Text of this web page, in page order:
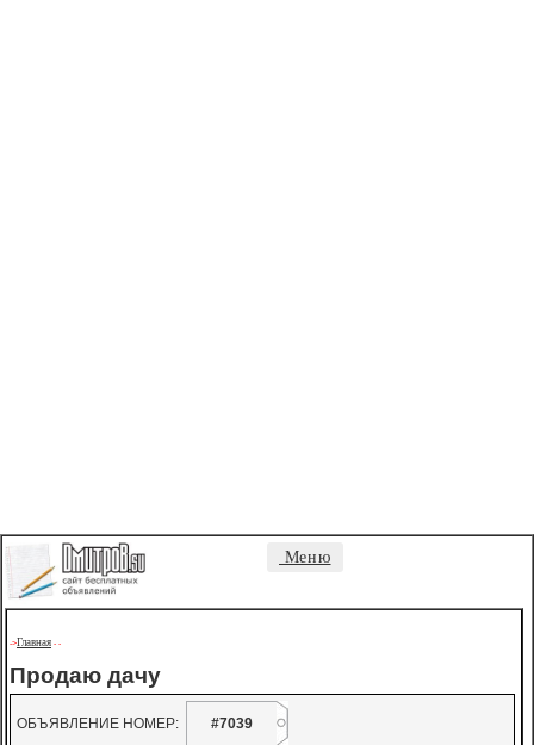
Меню
->Главная - -
Продаю дачу
ОБЪЯВЛЕНИЕ НОМЕР:
#7039